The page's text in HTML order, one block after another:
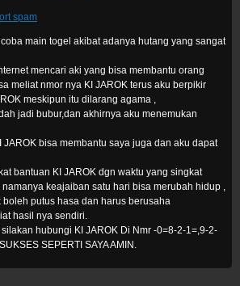
spam
main togel akibat adanya hutang yang sangat
mencari aki yang bisa membantu orang
meliat nmor nya KI JAROK terus aku berpikir
meskipun itu dilarang agama ,
jadi bubur,dan akhirnya aku menemukan
bisa membantu saya juga dan aku dapat
bantuan KI JAROK dgn waktu yang singkat
keajaiban satu hari bisa merubah hidup ,
boleh putus hasa dan harus berusaha
hasil nya sendiri.
hubungi KI JAROK Di Nmr -0=8-2-1=,9-2-
SEPERTI SAYA AMIN.